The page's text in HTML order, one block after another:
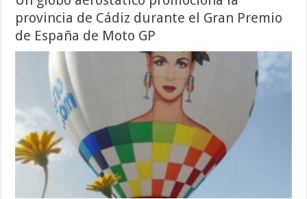
provincia de Cádiz durante el Gran Premio
de España de Moto GP